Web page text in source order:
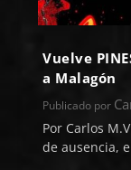
Vuelve
a Malagón
Publicado por
Por Carlos
de ausencia,